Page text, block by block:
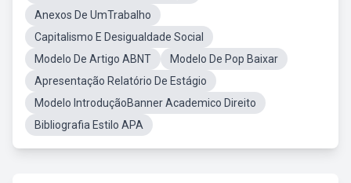
Anexos De UmTrabalho
Capitalismo E Desigualdade Social
Modelo De Artigo ABNT
Modelo De Pop Baixar
Apresentação Relatório De Estágio
Modelo IntroduçãoBanner Academico Direito
Bibliografia Estilo APA